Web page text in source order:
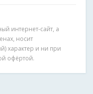
интернет-сайт, а
носит
характер и ни при
офёртой.